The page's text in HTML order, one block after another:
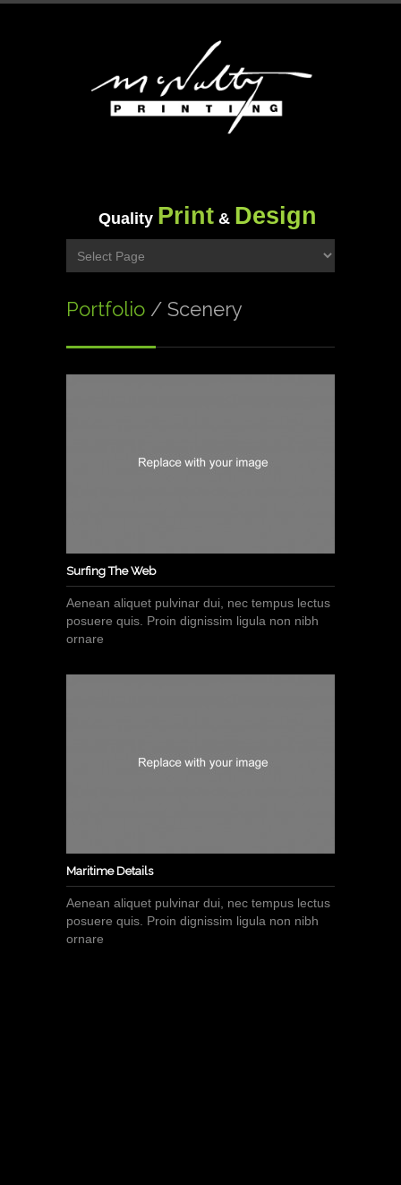
Quality Print & Design
Portfolio / Scenery
Surfing The Web
Aenean aliquet pulvinar dui, nec tempus lectus
posuere quis. Proin dignissim ligula non nibh
ornare
Maritime Details
Aenean aliquet pulvinar dui, nec tempus lectus
posuere quis. Proin dignissim ligula non nibh
ornare